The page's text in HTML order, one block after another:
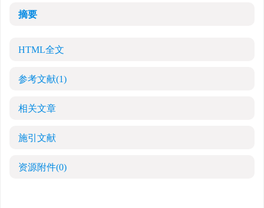
摘要
HTML全文
参考文献(1)
相关文章
施引文献
资源附件(0)